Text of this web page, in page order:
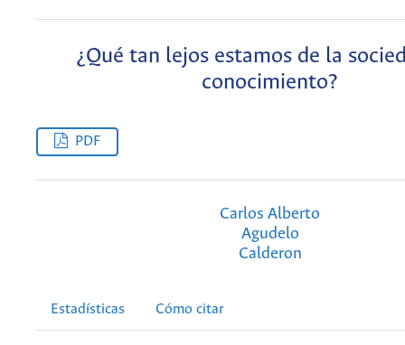
¿Qué tan lejos estamos de la
conocimiento?
PDF
Carlos Alberto
Agudelo
Calderon
Estadísticas Cómo citar